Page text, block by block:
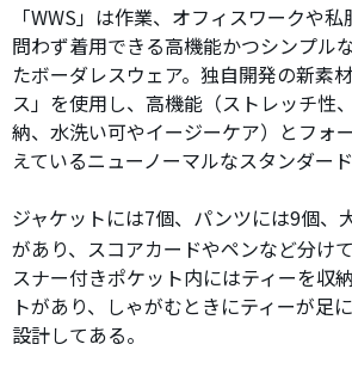
「WWS」は作業、オフィスワークや
問わず着用できる高機能かつシンプル
たボーダレスウェア。独自開発の新素
ス」を使用し、高機能（ストレッチ性
納、水洗い可やイージーケア）とフォ
えているニューノーマルなスタンダー
ジャケットには7個、パンツには9個、
があり、スコアカードやペンなど分け
スナー付きポケット内にはティーを収
トがあり、しゃがむときにティーが足
設計してある。